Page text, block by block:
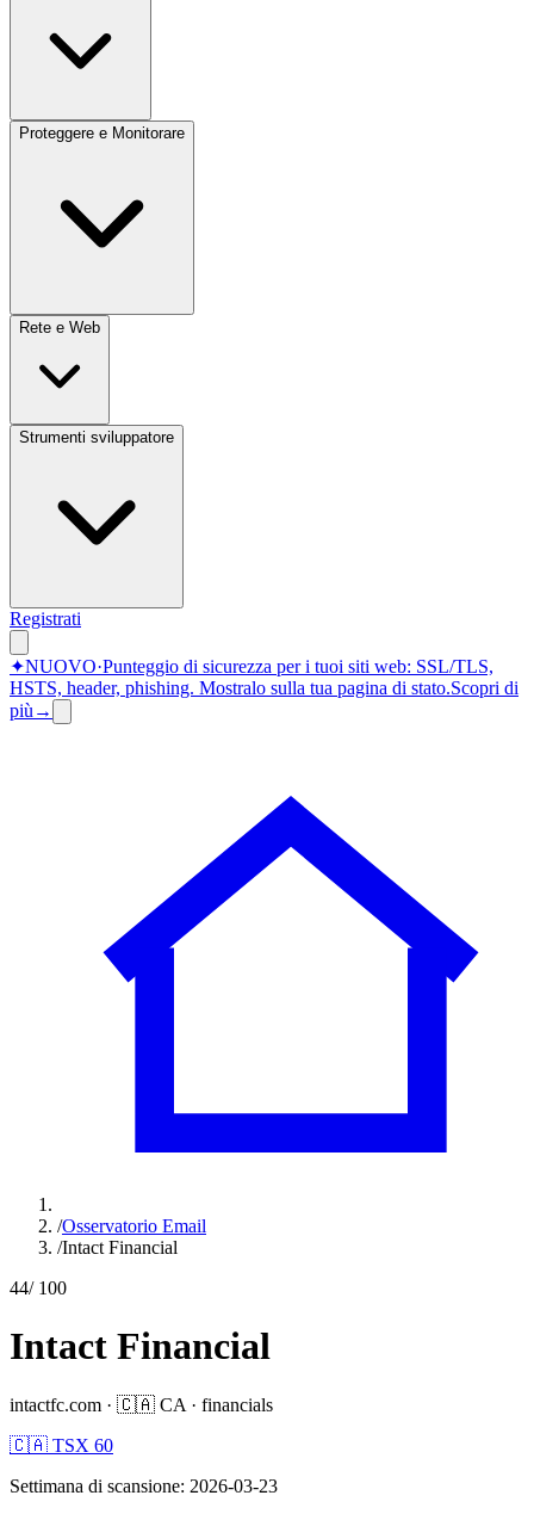
Proteggere e Monitorare
Rete e Web
Strumenti sviluppatore
Registrati
✦NUOVO·Punteggio di sicurezza per i tuoi siti web: SSL/TLS,
HSTS, header, phishing. Mostralo sulla tua pagina di stato.Scopri di
più →
/Osservatorio Email
/Intact Financial
44/ 100
Intact Financial
intactfc.com · 🇨🇦 CA · financials
🇨🇦 TSX 60
Settimana di scansione: 2026-03-23